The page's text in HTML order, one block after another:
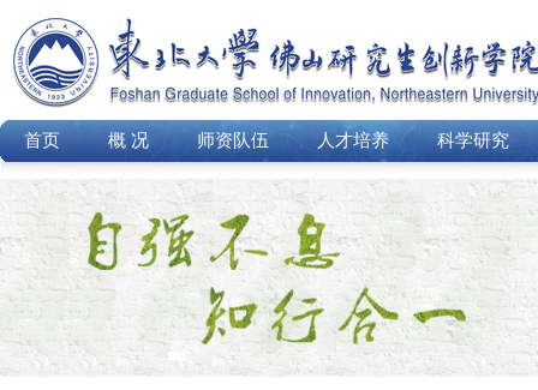
首页 概 况 师资队伍 人才培养 科学研究